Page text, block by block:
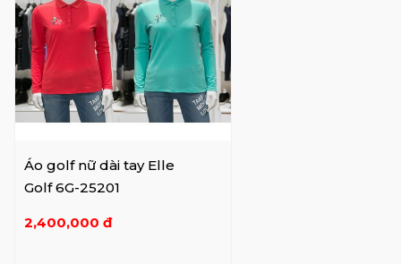
Áo golf nữ dài tay Elle
Golf 6G-25201
2,400,000 đ